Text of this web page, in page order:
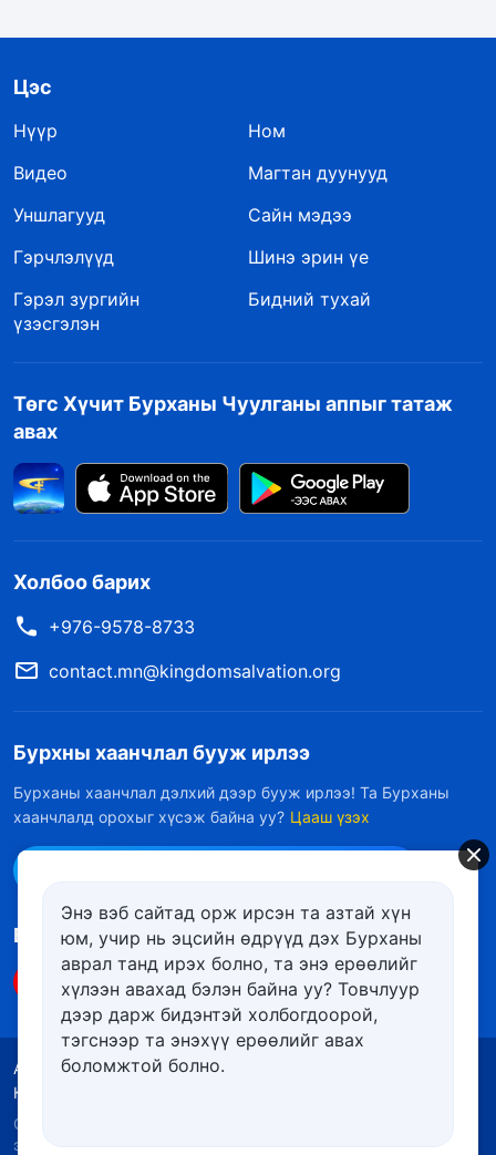
Цэс
Нүүр
Ном
Видео
Магтан дуунууд
Уншлагууд
Сайн мэдээ
Гэрчлэлүүд
Шинэ эрин үе
Гэрэл зургийн
үзэсгэлэн
Бидний тухай
Төгс Хүчит Бурханы Чуулганы аппыг татаж
авах
Холбоо барих
+976-9578-8733
contact.mn@kingdomsalvation.org
Бурхны хаанчлал бууж ирлээ
Бурханы хаанчлал дэлхий дээр бууж ирлээ! Та Бурханы
хаанчлалд орохыг хүсэж байна уу? Цааш үзэх
Биднийг дагах
Ашиглалтын нөхцөлүүд
Нууцлалын бодлого
Кредит
Copyright © 2026
эрх хуулиар хамгаалагдсан.
Энэ вэб сайтад орж ирсэн та азтай хүн
юм, учир нь эцсийн өдрүүд дэх Бурханы
аврал танд ирэх болно, та энэ ерѳѳлийг
хүлээн авахад бэлэн байна уу? Товчлуур
дээр дарж бидэнтэй холбогдоорой,
тэгснээр та энэхүү ерѳѳлийг авах
боломжтой болно.